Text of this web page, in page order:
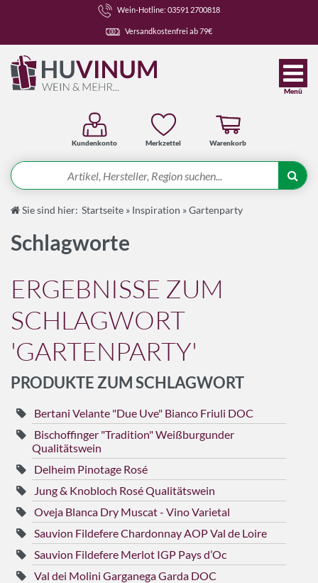
Wein-Hotline: 03591 2700818
Versandkostenfrei ab 79€
Kundenkonto Merkzettel Warenkorb
Menü
Spirituosen-Pakete
Geschenk-Pakete
Spirituosen
Marken
Inspiration
Rezepte & Ideen
Wissenswelt
Magazin
Schlagworte
Gutscheine
Sie sind hier: Startseite » Inspiration »Gartenparty
Schlagworte
ERGEBNISSE ZUM
SCHLAGWORT
'GARTENPARTY'
PRODUKTE ZUM SCHLAGWORT
Bertani Velante "Due Uve" Bianco Friuli DOC
Bischoffinger "Tradition" Weißburgunder
Qualitätswein
Delheim Pinotage Rosé
Jung & Knobloch Rosé Qualitätswein
Oveja Blanca Dry Muscat - Vino Varietal
Sauvion Fildefere Chardonnay AOP Val de Loire
Sauvion Fildefere Merlot IGP Pays d’Oc
Val dei Molini Garganega Garda DOC